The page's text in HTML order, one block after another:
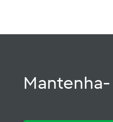
Mantenha-